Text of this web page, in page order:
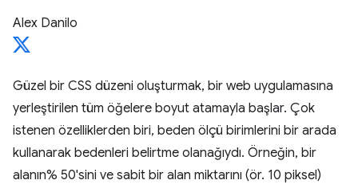
Alex Danilo
Güzel bir CSS düzeni oluşturmak, bir web uygulamasına
yerleştirilen tüm öğelere boyut atamayla başlar. Çok
istenen özelliklerden biri, beden ölçü birimlerini bir arada
kullanarak bedenleri belirtme olanağıydı. Örneğin, bir
alanın% 50'sini ve sabit bir alan miktarını (ör. 10 piksel)